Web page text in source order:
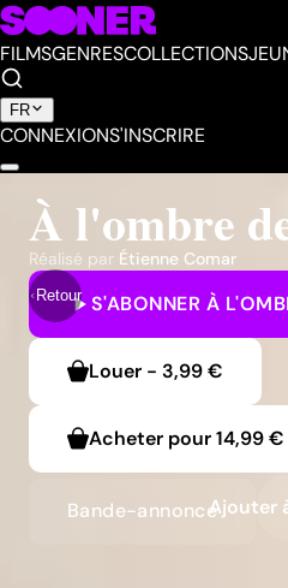
FILMSGENRESCOLLECTIONS
FR
CONNEXIONS'INSCRIRE
Retour
À l'ombre
Réalisé par Étienne Comar
S'ABONNER À
Louer - 3,99 €
Acheter pour14,99 €
Bande-annonceAjouter